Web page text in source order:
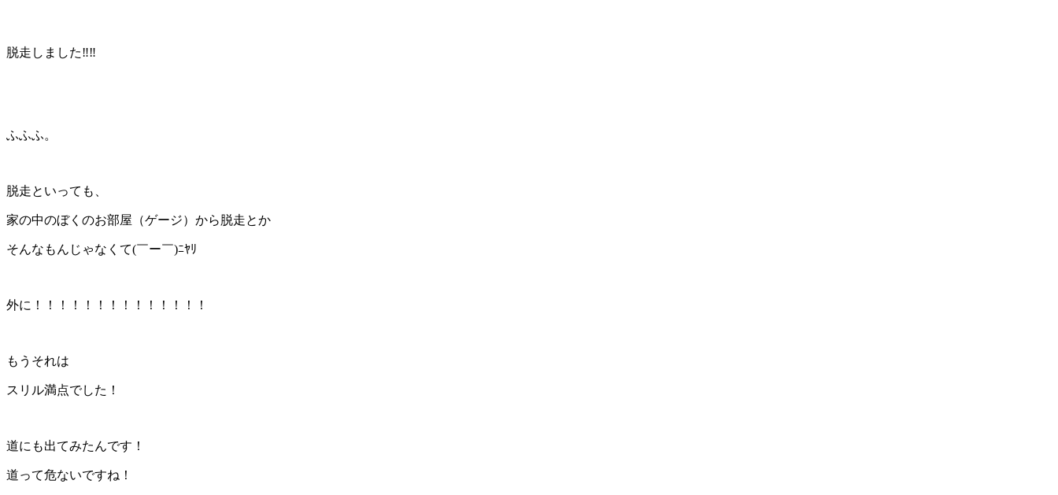
脱走しました‼‼
ふふふ。
脱走といっても、
家の中のぼくのお部屋（ゲージ）から脱走とか
そんなもんじゃなくて(￣ー￣)ﾆﾔﾘ
外に！！！！！！！！！！！！！！
もうそれは
スリル満点でした！
道にも出てみたんです！
道って危ないですね！